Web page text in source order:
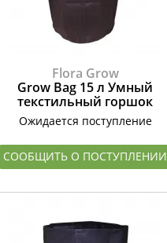
Flora Grow
Grow Bag 15 л Умный
текстильный горшок
Ожидается поступление
СООБЩИТЬ О ПОСТУПЛЕНИИ